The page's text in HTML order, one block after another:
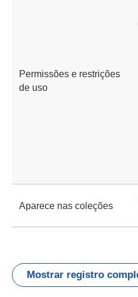
Permissões e restrições
de uso
Aparece nas coleções
Mostrar registro